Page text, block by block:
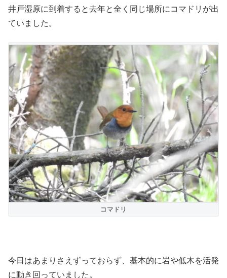
井戸湿原に到着すると去年と全く同じ場所にコマドリが出
ていました。
コマドリ
今日はあまりさえずっておらず、基本的に岩や低木を活発
に動き回っていました。